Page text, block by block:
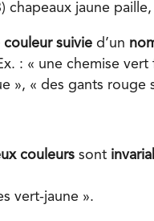
jaune
couleur suivie d’un
: « une chemise
», « des gants rouge
couleurs sont
vert-jaune ».